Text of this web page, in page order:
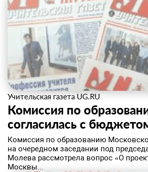
Учительская газета UG.RU
Комиссия по
согласилась с
Комиссия по образованию
на очередном заседании под
Молева рассмотрела вопрос «О
Москвы...